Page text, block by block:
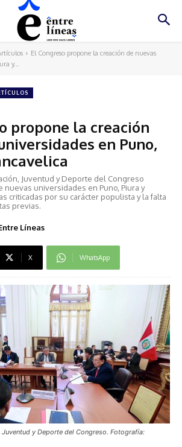
El Congreso propone la creación de nuevas
y...
propone la creación
en Puno,
Juventud y Deporte del Congreso
nuevas universidades en Puno, Piura y
criticadas por su carácter populista y la falta
previas.
Líneas
X WhatsApp
y Deporte del Congreso. Fotografía: